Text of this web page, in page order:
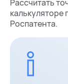
Рассчитать
калькуляторе
Роспатента.